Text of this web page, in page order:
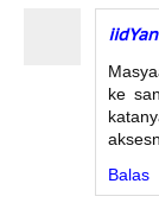
ke
Balas